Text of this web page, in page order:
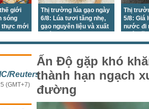
giới
sóng
thực mới
Thị trường lúa gạo ngày
6/8: Lúa tươi tăng nhẹ,
gạo nguyên liệu và xuất
Thị
5/8: Giá
nước đi
Ấn Độ gặp khó
thành hạn ngạch
đường
Reuters
(GMT+7)